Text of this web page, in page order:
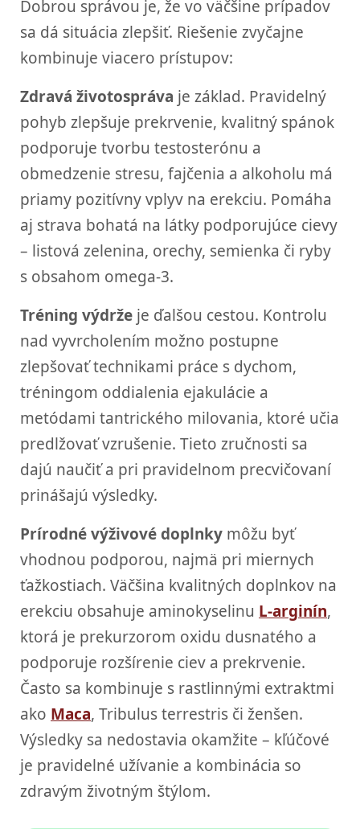
Dobrou správou je, že vo väčšine prípadov
sa dá situácia zlepšiť. Riešenie zvyčajne
kombinuje viacero prístupov:
Zdravá životospráva je základ. Pravidelný
pohyb zlepšuje prekrvenie, kvalitný spánok
podporuje tvorbu testosterónu a
obmedzenie stresu, fajčenia a alkoholu má
priamy pozitívny vplyv na erekciu. Pomáha
aj strava bohatá na látky podporujúce cievy
– listová zelenina, orechy, semienka či ryby
s obsahom omega-3.
Tréning výdrže je ďalšou cestou. Kontrolu
nad vyvrcholením možno postupne
zlepšovať technikami práce s dychom,
tréningom oddialenia ejakulácie a
metódami tantrického milovania, ktoré učia
predlžovať vzrušenie. Tieto zručnosti sa
dajú naučiť a pri pravidelnom precvičovaní
prinášajú výsledky.
Prírodné výživové doplnky môžu byť
vhodnou podporou, najmä pri miernych
ťažkostiach. Väčšina kvalitných doplnkov na
erekciu obsahuje aminokyselinu L-arginín,
ktorá je prekurzorom oxidu dusnatého a
podporuje rozšírenie ciev a prekrvenie.
Často sa kombinuje s rastlinnými extraktmi
ako Maca, Tribulus terrestris či ženšen.
Výsledky sa nedostavia okamžite – kľúčové
je pravidelné užívanie a kombinácia so
zdravým životným štýlom.